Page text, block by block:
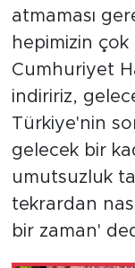
atmaması
hepimizin
Cumhuriyet
indiririz,
Türkiye'nin
gelecek bir
umutsuzluk
tekrardan
bir zaman'